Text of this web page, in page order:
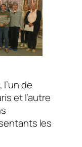
de
et l’autre
les